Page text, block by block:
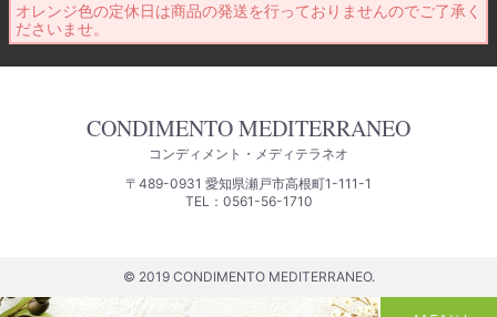
オレンジ色の定休日は商品の発送を行っておりませんのでご了承く
ださいませ。
CONDIMENTO MEDITERRANEO
コンディメント・メディテラネオ
〒489-0931 愛知県瀬戸市高根町1-111-1
TEL：0561-56-1710
© 2019 CONDIMENTO MEDITERRANEO.